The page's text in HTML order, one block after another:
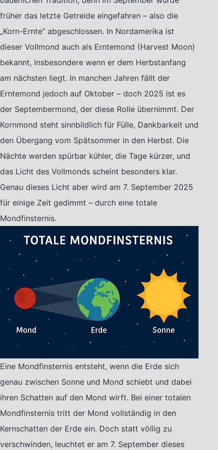
früher das letzte Getreide eingefahren – also die
„Korn-Ernte“ abgeschlossen. In Nordamerika ist
dieser Vollmond auch als Erntemond (Harvest Moon)
bekannt, insbesondere wenn er dem Herbstanfang
am nächsten liegt. In manchen Jahren fällt der
Erntemond jedoch auf Oktober – doch 2025 ist es
der Septembermond, der diese Rolle übernimmt. Der
Kornmond steht sinnbildlich für Fülle, Dankbarkeit und
den Übergang vom Spätsommer in den Herbst. Die
Nächte werden spürbar kühler, die Tage kürzer, und
das Licht des Vollmonds scheint besonders klar.
Genau dieses Licht aber wird am 7. September 2025
für einige Zeit gedimmt – durch eine totale
Mondfinsternis.
Eine Mondfinsternis entsteht, wenn die Erde sich
genau zwischen Sonne und Mond schiebt und dabei
ihren Schatten auf den Mond wirft. Bei einer totalen
Mondfinsternis tritt der Mond vollständig in den
Kernschatten der Erde ein. Doch statt völlig zu
verschwinden, leuchtet er am 7. September dieses